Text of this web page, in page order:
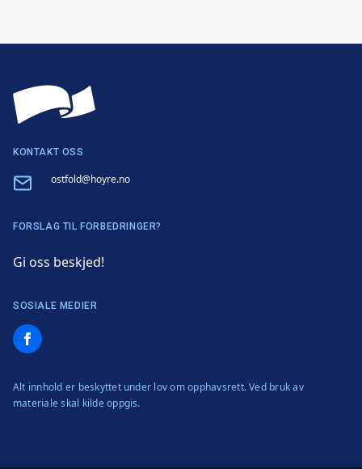
KONTAKT OSS
Email ostfold@hoyre.no
FORSLAG TIL FORBEDRINGER?
Gi oss beskjed!
SOSIALE MEDIER
Facebook
Alt innhold er beskyttet under lov om opphavsrett. Ved bruk av
materiale skal kilde oppgis.